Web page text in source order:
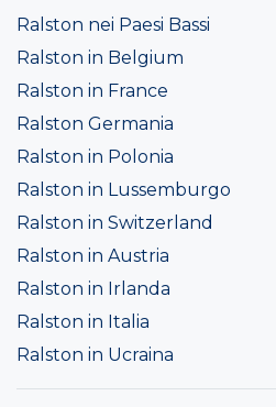
Ralston nei Paesi Bassi
Ralston in Belgium
Ralston in France
Ralston Germania
Ralston in Polonia
Ralston in Lussemburgo
Ralston in Switzerland
Ralston in Austria
Ralston in Irlanda
Ralston in Italia
Ralston in Ucraina